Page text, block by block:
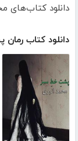
دانلود کتاب‌های
دانلود کتاب